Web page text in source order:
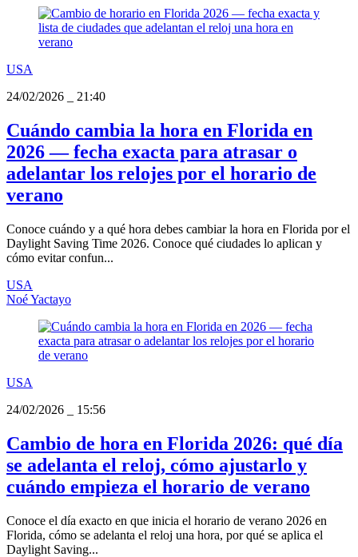
USA
24/02/2026
21:40
Cuándo cambia la hora en Florida en
2026 — fecha exacta para atrasar o
adelantar los relojes por el horario de
verano
Conoce cuándo y a qué hora debes cambiar la hora en Florida por el
Daylight Saving Time 2026. Conoce qué ciudades lo aplican y
cómo evitar confun...
USA
Noé Yactayo
USA
24/02/2026
15:56
Cambio de hora en Florida 2026: qué día
se adelanta el reloj, cómo ajustarlo y
cuándo empieza el horario de verano
Conoce el día exacto en que inicia el horario de verano 2026 en
Florida, cómo se adelanta el reloj una hora, por qué se aplica el
Daylight Saving...